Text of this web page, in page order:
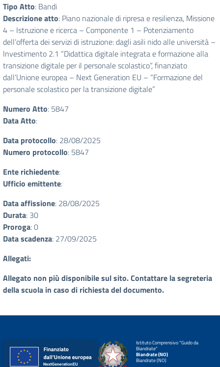
Tipo Atto: Bandi
Descrizione atto: Piano nazionale di ripresa e resilienza, Missione
4 – Istruzione e ricerca – Componente 1 – Potenziamento
dell’offerta dei servizi di istruzione: dagli asili nido alle università –
Investimento 2.1 “Didattica digitale integrata e formazione alla
transizione digitale per il personale scolastico”, finanziato
dall’Unione europea – Next Generation EU – “Formazione del
personale scolastico per la transizione digitale”
Numero Atto: 5847
Data Atto:
Data protocollo: 28/08/2025
Numero protocollo: 5847
Ente richiedente:
Ufficio emittente:
Data affissione: 28/08/2025
Durata: 30
Proroga: 0
Data scadenza: 27/09/2025
Allegati:
Allegato non più disponibile sul sito. Contattare la segreteria
della scuola in caso di richiesta del documento.
Istituto Comprensivo "Guido da
Biandrate"
Biandrate (NO)
Biandrate (NO)